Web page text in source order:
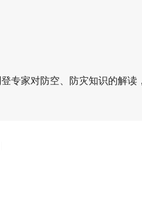
专家对防空、防灾知识的解读